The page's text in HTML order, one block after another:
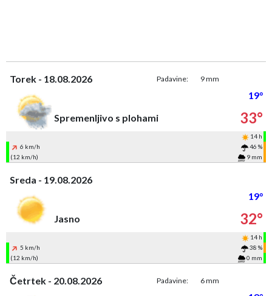
Torek - 18.08.2026 Padavine: 9 mm
19°
Spremenljivo s plohami
33°
14 h
6 km/h
46 %
(12 km/h)
9 mm
Sreda - 19.08.2026
19°
Jasno
32°
14 h
5 km/h
38 %
(12 km/h)
0 mm
Četrtek - 20.08.2026 Padavine: 6 mm